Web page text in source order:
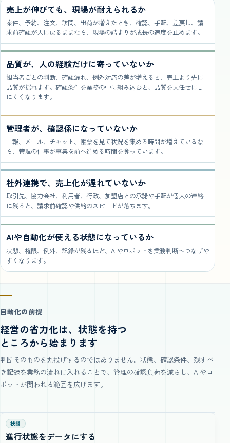
売上が伸びても、現場が耐えられるか
案件、予約、注文、訪問、出荷が増えたとき、確認、手配、差戻し、請
求前確認が人に戻るままなら、現場の詰まりが成長の速度を止めます。
品質が、人の経験だけに寄っていないか
担当者ごとの判断、確認漏れ、例外対応の差が増えると、売上より先に
品質が揺れます。確認条件を業務の中に組み込むと、品質を人任せにし
にくくなります。
管理者が、確認係になっていないか
日報、メール、チャット、帳票を見て状況を集める時間が増えているな
ら、管理の仕事が事業を前へ進める時間を奪っています。
社外連携で、売上化が遅れていないか
取引先、協力会社、利用者、行政、加盟店との承諾や手配が個人の連絡
に残ると、請求前確認や供給のスピードが落ちます。
AIや自動化が使える状態になっているか
状態、権限、例外、記録が残るほど、AIやロボットを業務判断へつなげや
すくなります。
自動化の前提
経営の省力化は、状態を持つ
ところから始まります
判断そのものを丸投げするのではありません。状態、確認条件、残すべ
き記録を業務の流れに入れることで、管理の確認負荷を減らし、AIやロ
ボットが関われる範囲を広げます。
状態
進行状態をデータにする